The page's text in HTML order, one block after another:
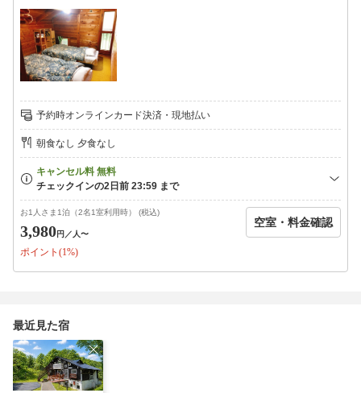
予約時オンラインカード決済・現地払い
朝食なし 夕食なし
お1人さま1泊（2名1室利用時） (税込)
3,980円 ／人〜
ポイント(1%)
空室・料金確認
最近見た宿